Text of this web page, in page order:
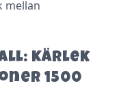
Kärlek
1500